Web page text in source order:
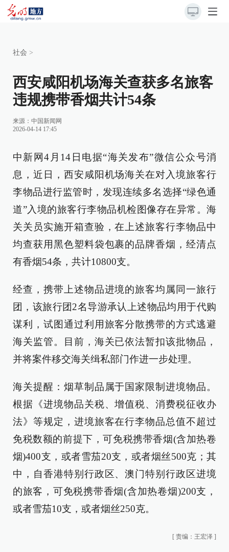
社会 >
西安咸阳机场海关查获多名旅客
违规携带香烟共计54条
来源： 中国新闻网
2026-04-14 17:45
中新网4月14日电据“海关发布”微信公众号消
息，近日，西安咸阳机场海关在对入境旅客行
李物品进行监管时，发现连续多名选择“绿色通
道”入境的旅客行李物品机检图像存在异常。海
关关员实施开箱查验，在上述旅客行李物品中
均查获用黑色塑料袋包裹的品牌香烟，经清点
有香烟54条，共计10800支。
经查，携带上述物品进境的旅客均属同一旅行
团，该旅行团2名导游承认上述物品均用于代购
谋利，试图通过利用旅客分散携带的方式逃避
海关监管。目前，海关已依法暂扣该批物品，
并将案件移交海关缉私部门作进一步处理。
海关提醒：烟草制品属于国家限制进境物品。
根据《进境物品关税、增值税、消费税征收办
法》等规定，进境旅客在行李物品总值不超过
免税数额的前提下，可免税携带香烟(含加热卷
烟)400支，或者雪茄20支，或者烟丝500克；其
中，自香港特别行政区、澳门特别行政区进境
的旅客，可免税携带香烟(含加热卷烟)200支，
或者雪茄10支，或者烟丝250克。
[ 责编：王宏泽 ]